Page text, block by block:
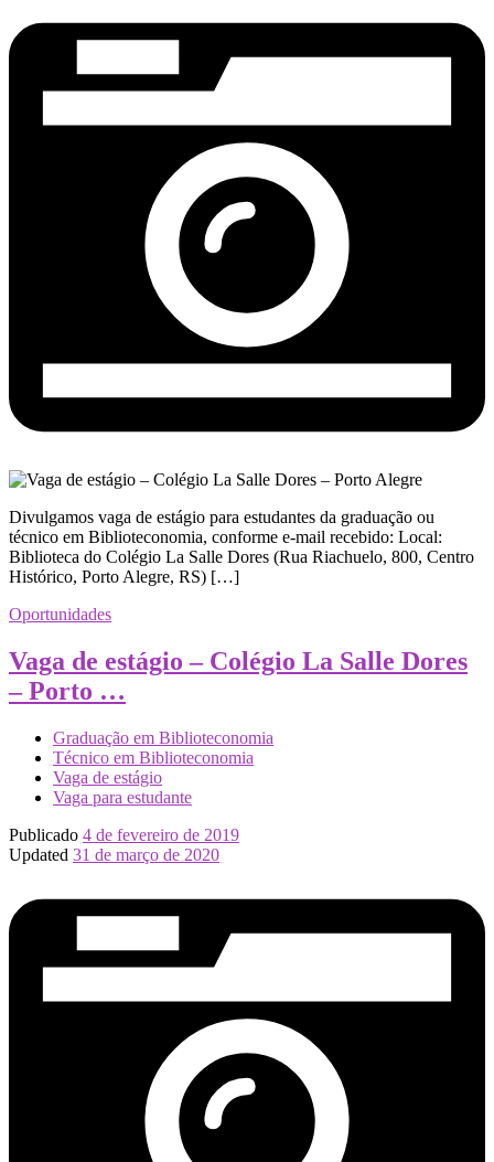
Divulgamos vaga de estágio para estudantes da graduação ou
técnico em Biblioteconomia, conforme e-mail recebido: Local:
Biblioteca do Colégio La Salle Dores (Rua Riachuelo, 800, Centro
Histórico, Porto Alegre, RS) […]
Oportunidades
Vaga de estágio – Colégio La Salle Dores
– Porto …
Graduação em Biblioteconomia
Técnico em Biblioteconomia
Vaga de estágio
Vaga para estudante
Publicado 4 de fevereiro de 2019
Updated 31 de março de 2020